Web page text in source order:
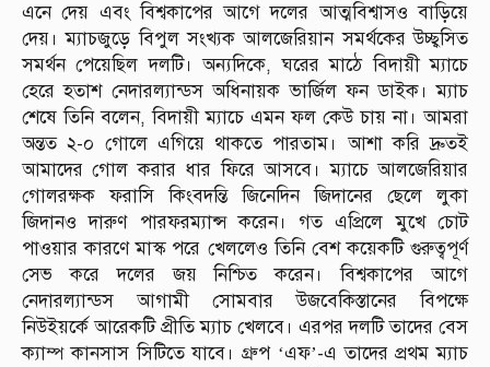
এনে দেয় এবং বিশ্বকাপের আগে দলের আত্মবিশ্বাসও বাড়িয়ে
দেয়। ম্যাচজুড়ে বিপুল সংখ্যক আলজেরিয়ান সমর্থকের উচ্ছ্বসিত
সমর্থন পেয়েছিল দলটি। অন্যদিকে, ঘরের মাঠে বিদায়ী ম্যাচে
হেরে হতাশ নেদারল্যান্ডস অধিনায়ক ভার্জিল ফন ডাইক। ম্যাচ
শেষে তিনি বলেন, বিদায়ী ম্যাচে এমন ফল কেউ চায় না। আমরা
অন্তত ২-০ গোলে এগিয়ে থাকতে পারতাম। আশা করি দ্রুতই
আমাদের গোল করার ধার ফিরে আসবে। ম্যাচে আলজেরিয়ার
গোলরক্ষক ফরাসি কিংবদন্তি জিনেদিন জিদানের ছেলে লুকা
জিদানও দারুণ পারফরম্যান্স করেন। গত এপ্রিলে মুখে চোট
পাওয়ার কারণে মাস্ক পরে খেললেও তিনি বেশ কয়েকটি গুরুত্বপূর্ণ
সেভ করে দলের জয় নিশ্চিত করেন। বিশ্বকাপের আগে
নেদারল্যান্ডস আগামী সোমবার উজবেকিস্তানের বিপক্ষে
নিউইয়র্কে আরেকটি প্রীতি ম্যাচ খেলবে। এরপর দলটি তাদের বেস
ক্যাম্প কানসাস সিটিতে যাবে। গ্রুপ ‘এফ’-এ তাদের প্রথম ম্যাচ